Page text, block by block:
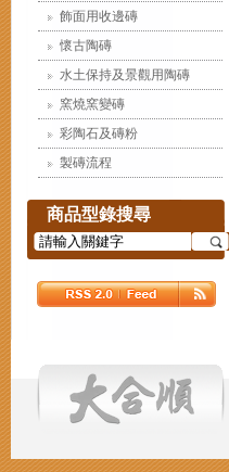
飾面用收邊磚
懷古陶磚
水土保持及景觀用陶磚
窯燒窯變磚
彩陶石及磚粉
製磚流程
商品型錄搜尋